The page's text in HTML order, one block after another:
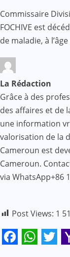
Commissaire
FOCHIVE est
de maladie, à
La Rédaction
Grâce à des
des affaires et de
une information
valorisation de la
Cameroun est
Cameroun.
via WhatsApp+86
Post Views: 1